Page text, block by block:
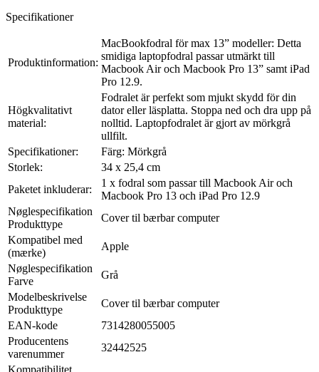
Specifikationer
Produktinformation:
MacBookfodral för max 13” modeller: Detta
smidiga laptopfodral passar utmärkt till
Macbook Air och Macbook Pro 13” samt iPad
Pro 12.9.
Högkvalitativt
material:
Fodralet är perfekt som mjukt skydd för din
dator eller läsplatta. Stoppa ned och dra upp på
nolltid. Laptopfodralet är gjort av mörkgrå
ullfilt.
Specifikationer:
Färg: Mörkgrå
Storlek:
34 x 25,4 cm
Paketet inkluderar:
1 x fodral som passar till Macbook Air och
Macbook Pro 13 och iPad Pro 12.9
Nøglespecifikation
Produkttype
Cover til bærbar computer
Kompatibel med
(mærke)
Apple
Nøglespecifikation
Farve
Grå
Modelbeskrivelse
Produkttype
Cover til bærbar computer
EAN-kode
7314280055005
Producentens
varenummer
32442525